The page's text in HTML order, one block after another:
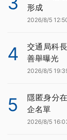
形成
2026/8/5
4
交通局科
善舉曝光
2026/8/5
5
隱匿身分
企名單
2026/8/5